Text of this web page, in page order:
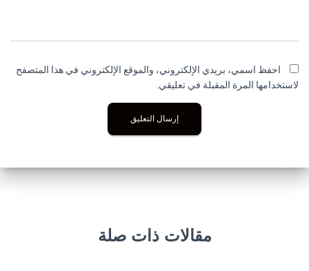
احفظ اسمي، بريدي الإلكتروني، والموقع الإلكتروني في هذا المتصفح
لاستخدامها المرة المقبلة في تعليقي.
مقالات ذات صلة